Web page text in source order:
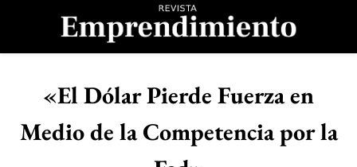
Revista
Emprendimiento
«El Dólar Pierde Fuerza en
Medio de la Competencia por la